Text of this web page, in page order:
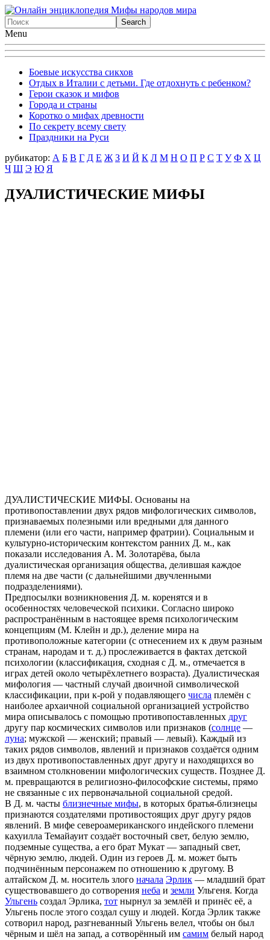
Menu
Боевые искусства сикхов
Отдых в Италии с детьми. Где отдохнуть с ребенком?
Герои сказок и мифов
Города и страны
Коротко о мифах древности
По секрету всему свету
Праздники на Руси
рубикатор: А Б В Г Д Е Ж З И Й К Л М Н О П Р С Т У Ф X Ц
Ч Ш Э Ю Я
ДУАЛИСТИЧЕСКИЕ МИФЫ
ДУАЛИСТИЧЕСКИЕ МИФЫ. Основаны на
противопоставлении двух рядов мифологических символов,
признаваемых полезными или вредными для данного
племени (или его части, например фратрии). Социальным и
культурно-историческим контекстом ранних Д. м., как
показали исследования А. М. Золотарёва, была
дуалистическая организация общества, делившая каждое
племя на две части (с дальнейшими двучленными
подразделениями).
Предпосылки возникновения Д. м. коренятся и в
особенностях человеческой психики. Согласно широко
распространённым в настоящее время психологическим
концепциям (М. Клейн и др.), деление мира на
противоположные категории (с отнесением их к двум разным
странам, народам и т. д.) прослеживается в фактах детской
психологии (классификация, сходная с Д. м., отмечается в
играх детей около четырёхлетнего возраста). Дуалистическая
мифология — частный случай двоичной символической
классификации, при к-рой у подавляющего числа племён с
наиболее архаичной социальной организацией устройство
мира описывалось с помощью противопоставленных друг
другу пар космических символов или признаков (солнце —
луна; мужской — женский; правый — левый). Каждый из
таких рядов символов, явлений и признаков создаётся одним
из двух противопоставленных друг другу и находящихся во
взаимном столкновении мифологических существ. Позднее Д.
м. превращаются в религиозно-философские системы, прямо
не связанные с их первоначальной социальной средой.
В Д. м. часты близнечные мифы, в которых братья-близнецы
признаются создателями противостоящих друг другу рядов
явлений. В мифе североамериканского индейского племени
кахуилла Темайауит создаёт восточный свет, белую землю,
подземные существа, а его брат Мукат — западный свет,
чёрную землю, людей. Один из героев Д. м. может быть
подчинённым персонажем по отношению к другому. В
алтайском Д. м. носитель злого начала Эрлик — младший брат
существовавшего до сотворения неба и земли Ульгеня. Когда
Ульгень создал Эрлика, тот нырнул за землёй и принёс её, а
Ульгень после этого создал сушу и людей. Когда Эрлик также
сотворил народ, разгневанный Ульгень велел, чтобы он был
чёрным и шёл на запад, а сотворённый им самим белый народ